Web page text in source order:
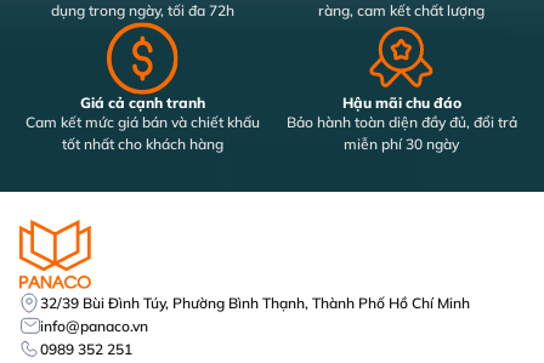
dụng trong ngày, tối đa 72h
ràng, cam kết chất lượng
Giá cả cạnh tranh
Cam kết mức giá bán và chiết khấu
tốt nhất cho khách hàng
Hậu mãi chu đáo
Bảo hành toàn diện đầy đủ, đổi trả
miễn phí 30 ngày
32/39 Bùi Đình Túy, Phường Bình Thạnh, Thành Phố Hồ Chí Minh
info@panaco.vn
0989 352 251